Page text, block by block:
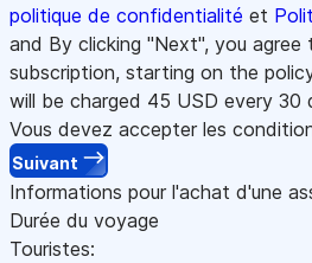
politique de confidentialité et
and By clicking "Next", you
subscription, starting on the
will be charged 45 USD every 30
Vous devez accepter les
Suivant
Informations pour l'achat d'une
Durée du voyage
Touristes: